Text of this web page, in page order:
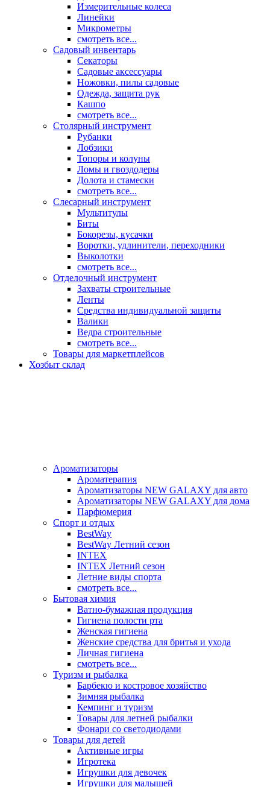
Измерительные колеса
Линейки
Микрометры
смотреть все...
Садовый инвентарь
Секаторы
Садовые аксессуары
Ножовки, пилы садовые
Одежда, защита рук
Кашпо
смотреть все...
Столярный инструмент
Рубанки
Лобзики
Топоры и колуны
Ломы и гвоздодеры
Долота и стамески
смотреть все...
Слесарный инструмент
Мультитулы
Биты
Бокорезы, кусачки
Воротки, удлинители, переходники
Выколотки
смотреть все...
Отделочный инструмент
Захваты строительные
Ленты
Средства индивидуальной защиты
Валики
Ведра строительные
смотреть все...
Товары для маркетплейсов
Хозбыт склад
Ароматизаторы
Ароматерапия
Ароматизаторы NEW GALAXY для авто
Ароматизаторы NEW GALAXY для дома
Парфюмерия
Спорт и отдых
BestWay
BestWay Летний сезон
INTEX
INTEX Летний сезон
Летние виды спорта
смотреть все...
Бытовая химия
Ватно-бумажная продукция
Гигиена полости рта
Женская гигиена
Женские средства для бритья и ухода
Личная гигиена
смотреть все...
Туризм и рыбалка
Барбекю и костровое хозяйство
Зимняя рыбалка
Кемпинг и туризм
Товары для летней рыбалки
Фонари со светодиодами
Товары для детей
Активные игры
Игротека
Игрушки для девочек
Игрушки для малышей